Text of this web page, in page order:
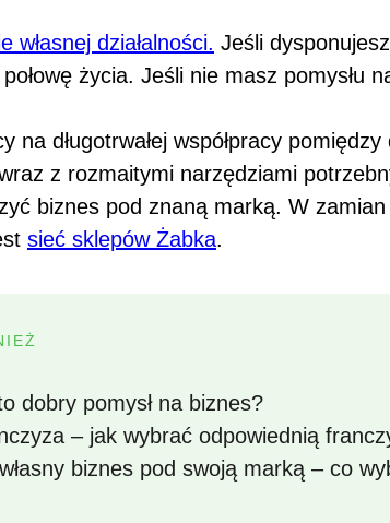
własnej działalności. Jeśli
życia. Jeśli nie masz pomysłu
na długotrwałej współpracy
z rozmaitymi narzędziami
biznes pod znaną marką. W
sieć sklepów Żabka.
dobry pomysł na biznes?
– jak wybrać odpowiednią
biznes pod swoją marką – co